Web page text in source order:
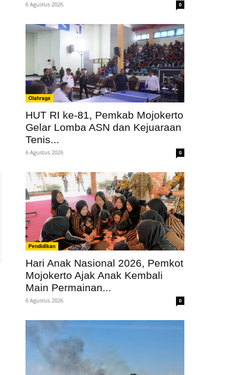
6 Agustus 2026 0
Olahraga
HUT RI ke-81, Pemkab Mojokerto
Gelar Lomba ASN dan Kejuaraan
Tenis...
6 Agustus 2026 0
Pendidikan
Hari Anak Nasional 2026, Pemkot
Mojokerto Ajak Anak Kembali
Main Permainan...
6 Agustus 2026 0